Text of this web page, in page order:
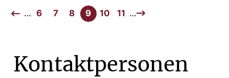
… 6 7 8 9 10 11 …
Kontaktpersonen